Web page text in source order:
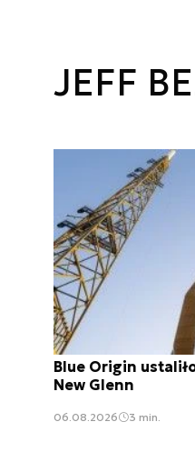
JEFF
Blue Origin
New Glenn
06.08.2026 3 min.